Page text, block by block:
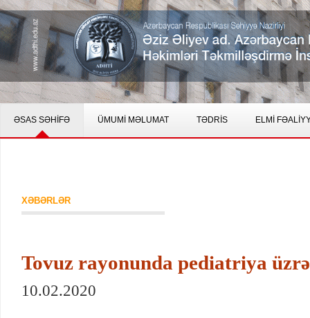
ƏSAS SƏHİFƏ ÜMUMİ MƏLUMAT TƏDRİS ELMİ
XƏBƏRLƏR
Tovuz rayonunda pediatriya
10.02.2020